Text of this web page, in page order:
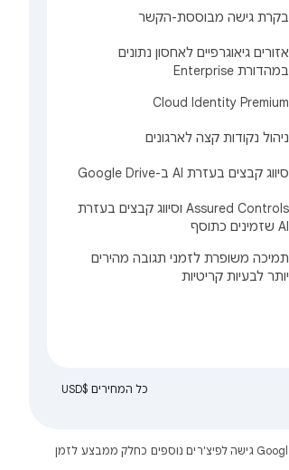
בקרת גישה מבוססת-הקשר
אזורים גיאוגרפיים לאחסון נתונים
במהדורת Enterprise
Cloud Identity Premium
ניהול נקודות קצה לארגונים
סיווג קבצים בעזרת AI ב-Google Drive
‫Assured Controls וסיווג קבצים בעזרת
AI שזמינים כתוסף
תמיכה משופרת לזמני תגובה מהירים
יותר לבעיות קריטיות
כל המחירים $USD‎
תוכניות Starter‏, Standard ו-Plus מתאימות לארגונים עם עד 300 משתמשים. תוכניות Enterprise לא מגבילות את מספר המשתמשים. לפעמים אנחנו מציעים ללקוחות Google Workspace גישה לפיצ'רים נוספים כחלק ממבצע לזמן